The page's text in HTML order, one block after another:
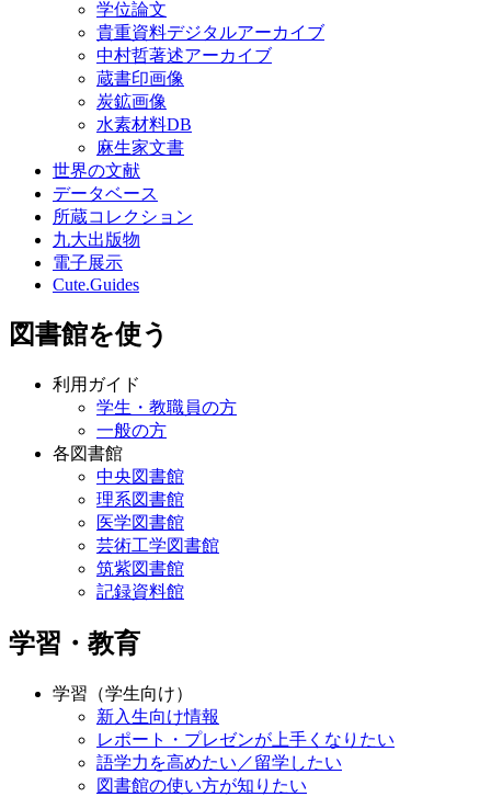
学位論文
貴重資料デジタルアーカイブ
中村哲著述アーカイブ
蔵書印画像
炭鉱画像
水素材料DB
麻生家文書
世界の文献
データベース
所蔵コレクション
九大出版物
電子展示
Cute.Guides
図書館を使う
利用ガイド
学生・教職員の方
一般の方
各図書館
中央図書館
理系図書館
医学図書館
芸術工学図書館
筑紫図書館
記録資料館
学習・教育
学習（学生向け）
新入生向け情報
レポート・プレゼンが上手くなりたい
語学力を高めたい／留学したい
図書館の使い方が知りたい